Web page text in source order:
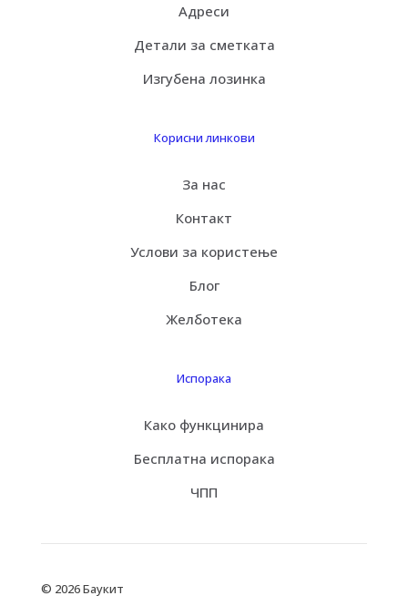
Адреси
Детали за сметката
Изгубена лозинка
Корисни линкови
За нас
Контакт
Услови за користење
Блог
Желботека
Испорака
Како функцинира
Бесплатна испорака
ЧПП
© 2026 Баукит